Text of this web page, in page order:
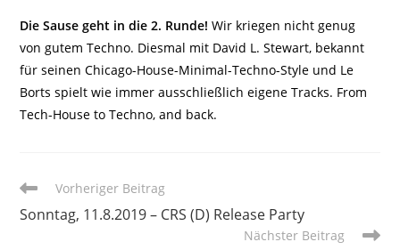
Die Sause geht in die 2. Runde!Wir kriegen nicht genug
von gutem Techno. Diesmal mit David L. Stewart, bekannt
für seinen Chicago-House-Minimal-Techno-Style und Le
Borts spielt wie immer ausschließlich eigene Tracks. From
Tech-House to Techno, and back.
Weitere
ansehen
Vorheriger Beitrag
Sonntag, 11.8.2019 – CRS (D) Release Party
Nächster Beitrag